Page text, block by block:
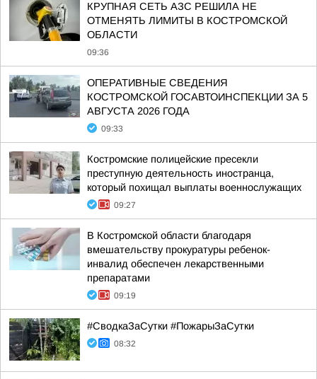
КРУПНАЯ СЕТЬ АЗС РЕШИЛА НЕ
ОТМЕНЯТЬ ЛИМИТЫ В КОСТРОМСКОЙ
ОБЛАСТИ
09:36
ОПЕРАТИВНЫЕ СВЕДЕНИЯ
КОСТРОМСКОЙ ГОСАВТОИНСПЕКЦИИ ЗА 5
АВГУСТА 2026 ГОДА
09:33
Костромские полицейские пресекли
преступную деятельность иностранца,
который похищал выплаты военнослужащих
09:27
В Костромской области благодаря
вмешательству прокуратуры ребенок-
инвалид обеспечен лекарственными
препаратами
09:19
#СводкаЗаСутки #ПожарыЗаСутки
08:32